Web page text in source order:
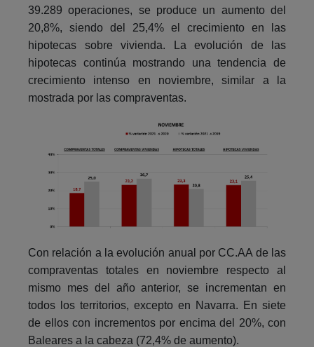
39.289 operaciones, se produce un aumento del
20,8%, siendo del 25,4% el crecimiento en las
hipotecas sobre vivienda. La evolución de las
hipotecas continúa mostrando una tendencia de
crecimiento intenso en noviembre, similar a la
mostrada por las compraventas.
Con relación a la evolución anual por CC.AA de las
compraventas totales en noviembre respecto al
mismo mes del año anterior, se incrementan en
todos los territorios, excepto en Navarra. En siete
de ellos con incrementos por encima del 20%, con
Baleares a la cabeza (72,4% de aumento).